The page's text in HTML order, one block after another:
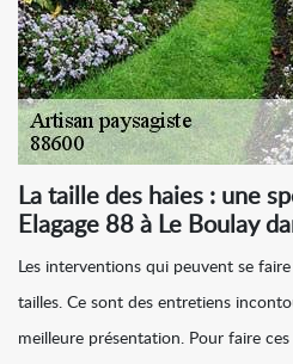
La taille des haies : une
Elagage 88 à Le Boulay
Les interventions qui peuvent se
tailles. Ce sont des entretiens
meilleure présentation. Pour faire